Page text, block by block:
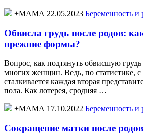
+МАМА 22.05.2023 Беременность и
Обвисла грудь после родов:
прежние формы?
Вопрос, как подтянуть обвисшую
многих женщин. Ведь, по статистике, с
сталкивается каждая вторая
пола. Как лотерея, сродняя …
+МАМА 17.10.2022 Беременность и
Сокращение матки после